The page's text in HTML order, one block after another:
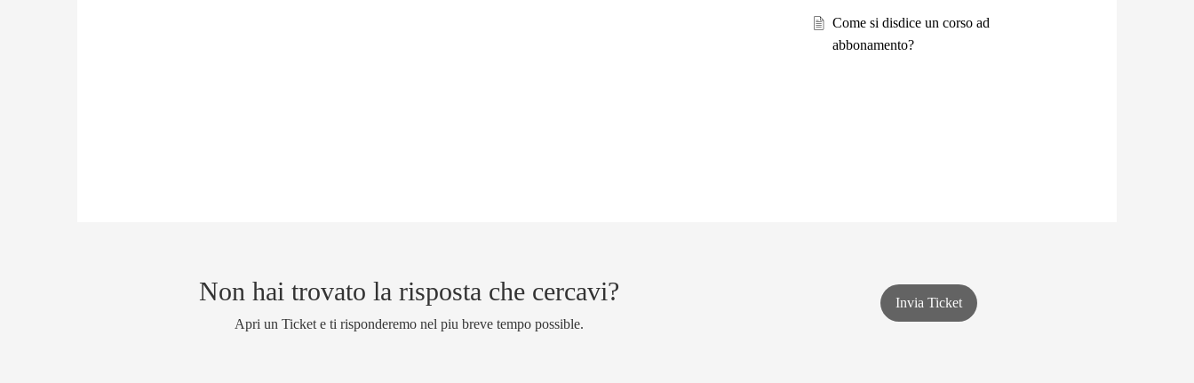
Come si disdice un corso ad
abbonamento?
Non hai trovato la risposta che cercavi?
Apri un Ticket e ti risponderemo nel piu breve tempo possible.
Invia Ticket